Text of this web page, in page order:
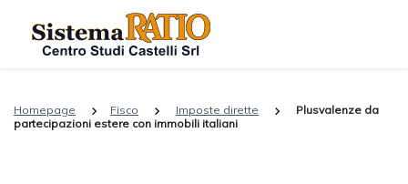
Homepage Fisco Imposte dirette
Plusvalenze da
partecipazioni estere con immobili italiani